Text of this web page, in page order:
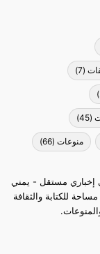
(7)
(45)
منوعات (66)
إخباري مستقل - يمني
للكتابة والثقافة